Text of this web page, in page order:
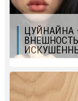
ЦУЙНАЙНА